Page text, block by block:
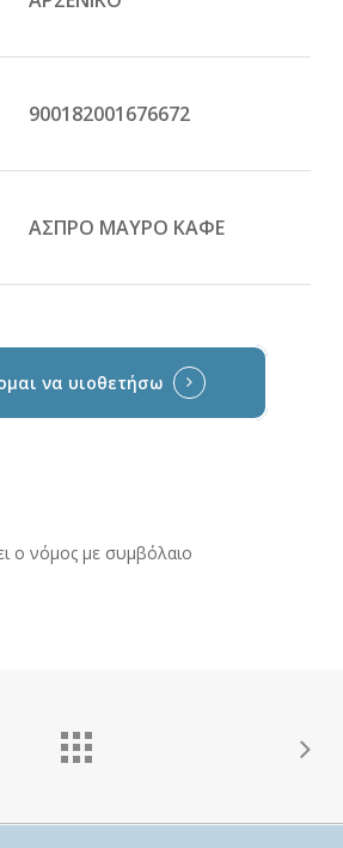
900182001676672
ΑΣΠΡΟ ΜΑΥΡΟ ΚΑΦΕ
να υιοθετήσω
ο νόμος με συμβόλαιο